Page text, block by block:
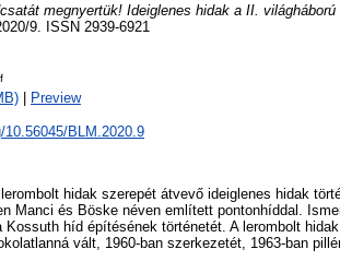
megnyertük! Ideiglenes hidak a II. világháború
9. ISSN 2939-6921
Preview
10.56045/BLM.2020.9
hidak szerepét átvevő ideiglenes hidak
Manci és Böske néven említett pontonhíddal.
híd építésének történetét. A lerombolt
vált, 1960-ban szerkezetét, 1963-ban